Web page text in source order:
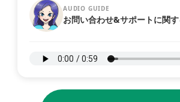
AUDIO GUIDE
お問い合わせ&サポートに関